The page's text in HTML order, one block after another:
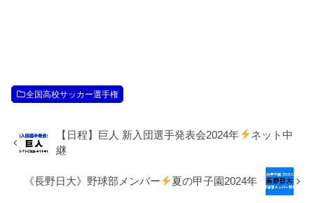
全国高校サッカー選手権
【日程】巨人 新入団選手発表会2024年
ネット中
継
《長野日大》野球部メンバー 夏の甲子園2024年